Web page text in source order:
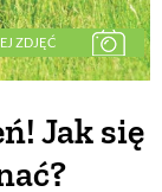
ZDJĘĆ
Jak się